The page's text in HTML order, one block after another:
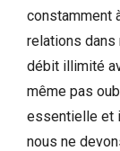
constamment
relations dans
débit illimité
même pas
essentielle et
nous ne